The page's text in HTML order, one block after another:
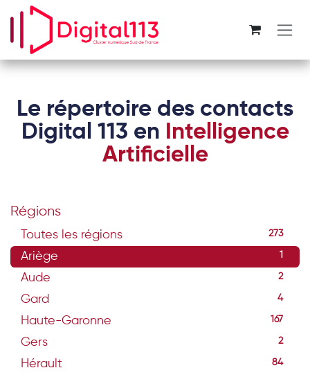
Se rendre au contenu
Le répertoire des contacts
Digital 113 en Intelligence
Artificielle
Régions
Toutes les régions 273
Ariège 1
Aude 2
Gard 4
Haute-Garonne 167
Gers 2
Hérault 84